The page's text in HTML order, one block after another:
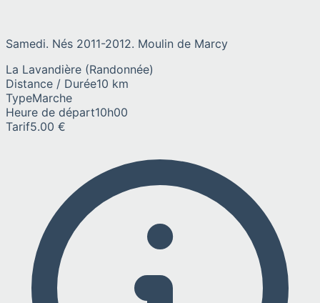
Samedi. Nés 2011-2012. Moulin de Marcy
La Lavandière (Randonnée)
Distance / Durée10 km
TypeMarche
Heure de départ10h00
Tarif5.00 €